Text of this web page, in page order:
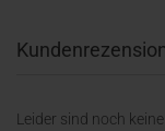
Leider sind noch